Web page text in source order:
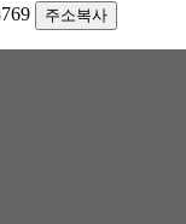
주소복사